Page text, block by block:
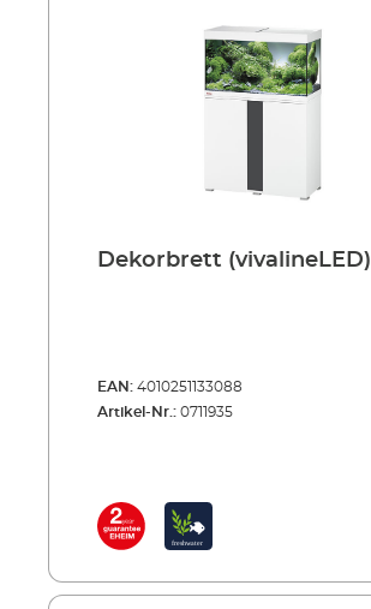
Dekorbrett (vivalineLED)
EAN: 4010251133088
Artikel-Nr.: 0711935